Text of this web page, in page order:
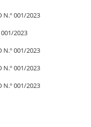
N.º 001/2023
2023
N.º 001/2023
N.º 001/2023
N.º 001/2023